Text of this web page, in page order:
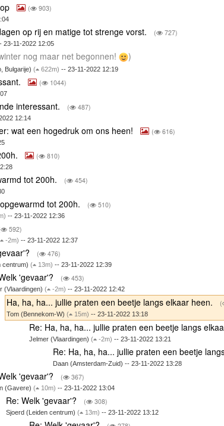
( 903)
op rij en matige tot strenge vorst. ( 727)
23-11-2022 12:05
nog maar net begonnen! )
Bulgarije) ( 622m) -- 23-11-2022 12:19
( 1044)
interessant. ( 487)
12:14
wat een hogedruk om ons heen! ( 616)
( 810)
tot 200h. ( 454)
tot 200h. ( 510)
-- 23-11-2022 12:36
592)
-2m) -- 23-11-2022 12:37
( 476)
centrum)( 13m) -- 23-11-2022 12:39
'gevaar'? ( 453)
(Vlaardingen) ( -2m) -- 23-11-2022 12:42
Ha, ha, ha... jullie praten een beetje langs elkaar heen. (
Tom (Bennekom-W) ( 15m) -- 23-11-2022 13:18
Re: Ha, ha, ha... jullie praten een beetje langs
Jelmer (Vlaardingen)( -2m) -- 23-11-2022 13:21
Re: Ha, ha, ha... jullie praten een beetje
Daan (Amsterdam-Zuid) -- 23-11-2022 13:28
'gevaar'? ( 367)
(Gavere) ( 10m) -- 23-11-2022 13:04
Re: Welk 'gevaar'? ( 308)
Sjoerd (Leiden centrum) ( 13m) -- 23-11-2022 13:12